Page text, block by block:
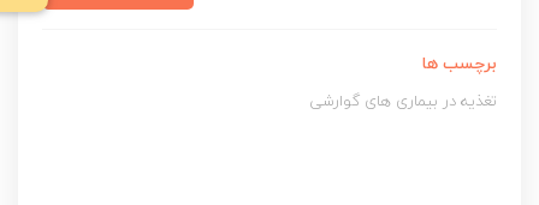
برچسب ها
تغذیه در بیماری های گوارشی